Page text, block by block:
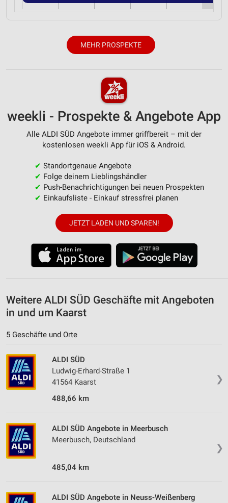
MEHR PROSPEKTE
weekli - Prospekte & Angebote App
Alle ALDI SÜD Angebote immer griffbereit – mit der
kostenlosen weekli App für iOS & Android.
✔ Standortgenaue Angebote
✔ Folge deinem Lieblingshändler
✔ Push-Benachrichtigungen bei neuen Prospekten
✔ Einkaufsliste - Einkauf stressfrei planen
JETZT LADEN UND SPAREN!
Weitere ALDI SÜD Geschäfte mit Angeboten
in und um Kaarst
5 Geschäfte und Orte
❯
ALDI SÜD
Ludwig-Erhard-Straße 1
41564 Kaarst
488,66 km
❯
ALDI SÜD Angebote in Meerbusch
Meerbusch, Deutschland
485,04 km
ALDI SÜD Angebote in Neuss-Weißenberg